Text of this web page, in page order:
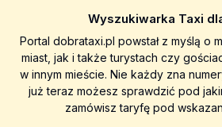
Wyszukiwarka Taxi
Portal dobrataxi.pl powstał z myślą o
miast, jak i także turystach czy
w innym mieście. Nie każdy zna
już teraz możesz sprawdzić pod
zamówisz taryfę pod